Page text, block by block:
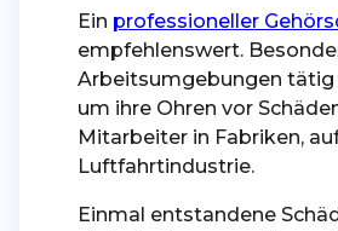
Ein professioneller
empfehlenswert.
Arbeitsumgebungen tätig
um ihre Ohren vor
Mitarbeiter in Fabriken,
Luftfahrtindustrie.
Einmal entstandene